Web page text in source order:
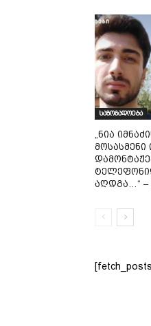
საზოგადოება
„ნია
მოსასმენი
აღდგა…“ –